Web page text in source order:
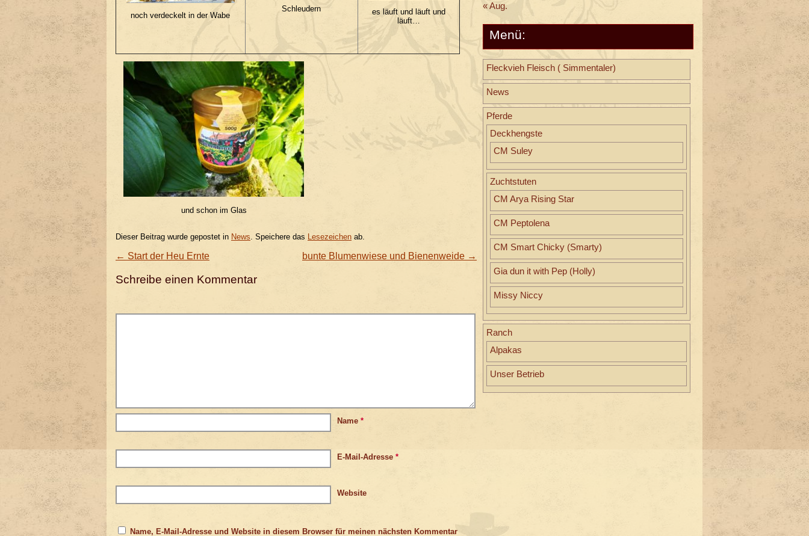
noch verdeckelt in der Wabe
Schleudern
es läuft und läuft und
läuft…
und schon im Glas
Dieser Beitrag wurde gepostet in News. Speichere das Lesezeichen ab.
← Start der Heu Ernte bunte Blumenwiese und Bienenweide →
Schreibe einen Kommentar
Name *
E-Mail-Adresse *
Website
Name, E-Mail-Adresse und Website in diesem Browser für meinen nächsten Kommentar
« Aug.
Menü:
Fleckvieh Fleisch ( Simmentaler)
News
Pferde
Deckhengste
CM Suley
Zuchtstuten
CM Arya Rising Star
CM Peptolena
CM Smart Chicky (Smarty)
Gia dun it with Pep (Holly)
Missy Niccy
Ranch
Alpakas
Unser Betrieb